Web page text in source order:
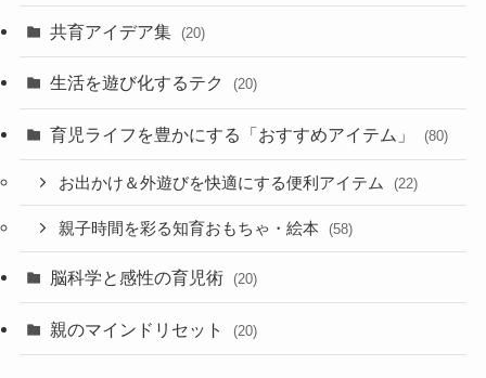
共育アイデア集 (20)
生活を遊び化するテク (20)
育児ライフを豊かにする「おすすめアイテム」 (80)
お出かけ＆外遊びを快適にする便利アイテム (22)
親子時間を彩る知育おもちゃ・絵本 (58)
脳科学と感性の育児術 (20)
親のマインドリセット (20)